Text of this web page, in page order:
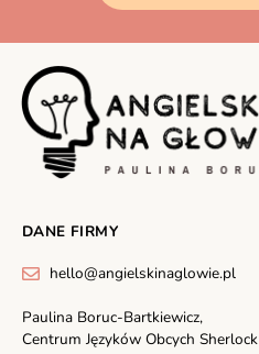
DANE FIRMY
hello@angielskinaglowie.pl
Paulina Boruc-Bartkiewicz,
Centrum Języków Obcych Sherlock